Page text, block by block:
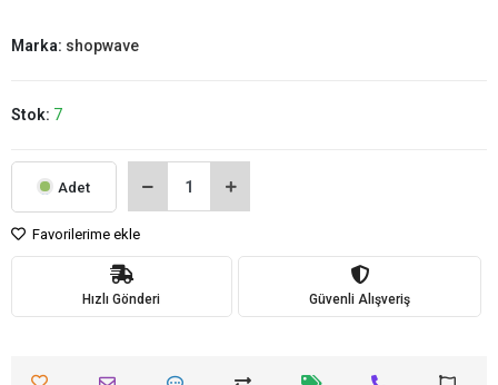
Marka: shopwave
Stok: 7
Adet
Favorilerime ekle
Hızlı Gönderi Güvenli Alışveriş